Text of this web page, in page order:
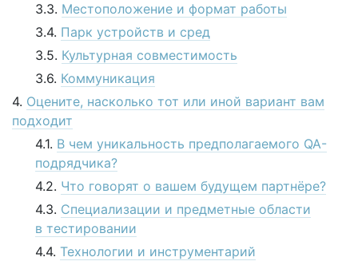
Местоположение и формат работы
Парк устройств и сред
Культурная совместимость
Коммуникация
Оцените, насколько тот или иной вариант вам
подходит
В чем уникальность предполагаемого QA-
подрядчика?
Что говорят о вашем будущем партнёре?
Специализации и предметные области
в тестировании
Технологии и инструментарий